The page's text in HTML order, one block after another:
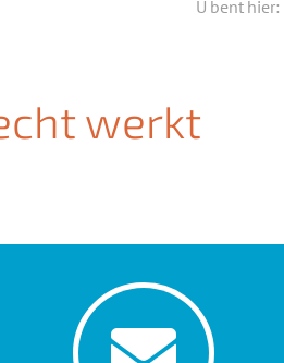
U bent hier:
werkt